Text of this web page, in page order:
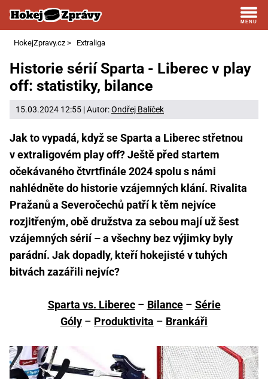
HokejZpravy.cz > Extraliga
Historie sérií Sparta - Liberec v play
off: statistiky, bilance
15.03.2024 12:55 | Autor:Ondřej Balíček
Jak to vypadá, když se Sparta a Liberec střetnou
v extraligovém play off? Ještě před startem
očekávaného čtvrtfinále 2024 spolu s námi
nahlédněte do historie vzájemných klání. Rivalita
Pražanů a Severočechů patří k těm nejvíce
rozjitřeným, obě družstva za sebou mají už šest
vzájemných sérií – a všechny bez výjimky byly
parádní. Jak dopadly, kteří hokejisté v tuhých
bitvách zazářili nejvíc?
Sparta vs. Liberec– Bilance– Série
Góly – Produktivita – Brankáři